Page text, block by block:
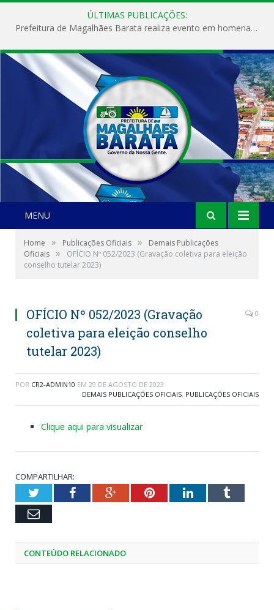
ÚLTIMAS PUBLICAÇÕES:
Prefeitura de Magalhães Barata realiza evento em homenagem ao Dia Internacional da Mulher
MENU
Home » Publicações Oficiais »
Demais Publicações
Oficiais »
OFÍCIO Nº 052/2023 (Gravação coletiva para eleição
conselho tutelar 2023)
OFÍCIO Nº 052/2023 (Gravação
coletiva para eleição conselho
tutelar 2023)
0
POR CR2-ADMIN10 EM 29 DE AGOSTO DE 2023
DEMAIS PUBLICAÇÕES OFICIAIS, PUBLICAÇÕES OFICIAIS
Clique aqui para visualizar
COMPARTILHAR:
TwitterFacebookGoogle+PinterestLinkedInTumblr
Email
CONTEÚDO RELACIONADO